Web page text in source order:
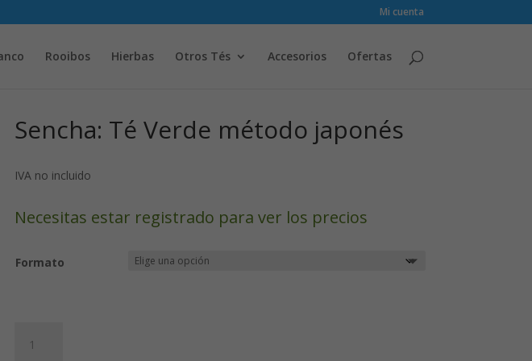
Mi cuenta
Rooibos Hierbas Otros Tés Accesorios Ofertas
Sencha: Té Verde método japonés
IVA no incluido
Necesitas estar registrado para ver los precios
Formato